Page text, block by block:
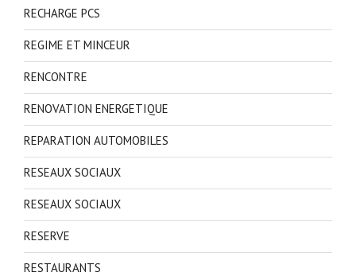
RECHARGE PCS
REGIME ET MINCEUR
RENCONTRE
RENOVATION ENERGETIQUE
REPARATION AUTOMOBILES
RESEAUX SOCIAUX
RESEAUX SOCIAUX
RESERVE
RESTAURANTS